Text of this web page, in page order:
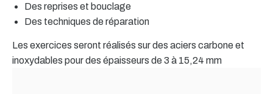
Des reprises et bouclage
Des techniques de réparation
Les exercices seront réalisés sur des aciers carbone et
inoxydables pour des épaisseurs de 3 à 15,24 mm